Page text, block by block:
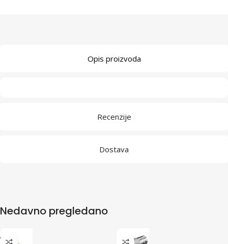
Opis proizvoda
Recenzije
Dostava
Nedavno pregledano